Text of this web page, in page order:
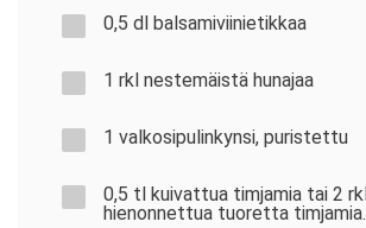
0,5 dl balsamiviinietikkaa
1 rkl nestemäistä hunajaa
1 valkosipulinkynsi, puristettu
0,5 tl kuivattua timjamia tai 2 rkl
hienonnettua tuoretta timjamia.